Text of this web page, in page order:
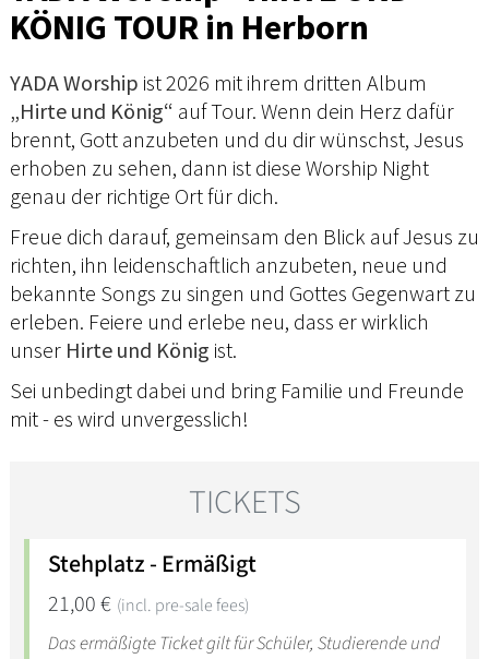
KÖNIG TOUR in Herborn
YADA Worship ist 2026 mit ihrem dritten Album
„Hirte und König“ auf Tour. Wenn dein Herz dafür
brennt, Gott anzubeten und du dir wünschst, Jesus
erhoben zu sehen, dann ist diese Worship Night
genau der richtige Ort für dich.
Freue dich darauf, gemeinsam den Blick auf Jesus zu
richten, ihn leidenschaftlich anzubeten, neue und
bekannte Songs zu singen und Gottes Gegenwart zu
erleben. Feiere und erlebe neu, dass er wirklich
unser Hirte und König ist.
Sei unbedingt dabei und bring Familie und Freunde
mit - es wird unvergesslich!